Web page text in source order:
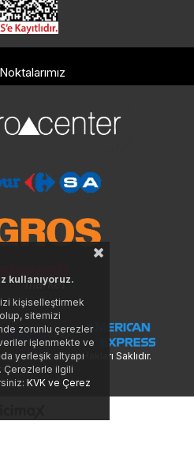
- Tüm Hakları Saklıdır.
kullanıyoruz.
kişiselleştirmek
sitemizi
zorunlu çerezler
işlenmekte ve
yerleşik altyapı
Çerezlerle ilgili
KVK ve Çerez